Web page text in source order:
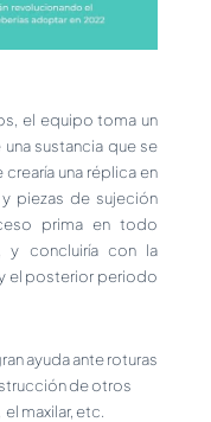
el equipo toma un
sustancia que se
una réplica en
piezas de sujeción
prima en todo
y concluiría con la
el posterior periodo
ayuda ante roturas
de otros
maxilar, etc.